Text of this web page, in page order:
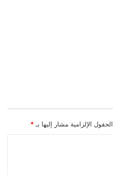
الحقول الإلزامية مشار إليها بـ *